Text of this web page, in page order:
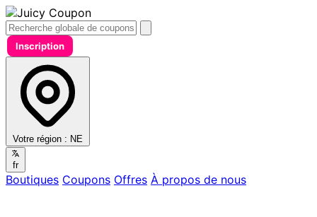
Inscription
Votre région : NE
fr
Boutiques Coupons Offres À propos de nous